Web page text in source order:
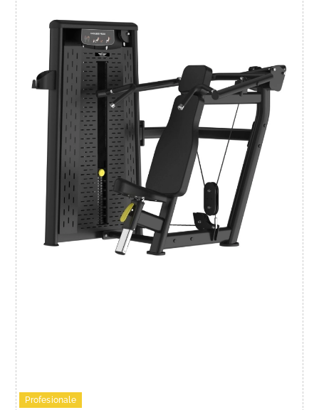
Profesionale